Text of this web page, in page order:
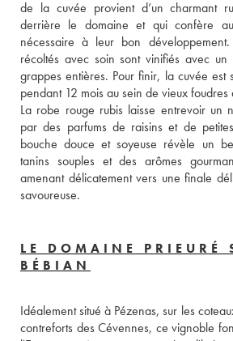
de la cuvée provient d’un charmant
derrière le domaine et qui confère
nécessaire à leur bon
récoltés avec soin sont vinifiés avec
grappes entières. Pour finir, la cuvée est
pendant 12 mois au sein de vieux
La robe rouge rubis laisse entrevoir un
par des parfums de raisins et de
bouche douce et soyeuse révèle un
tanins souples et des arômes
amenant délicatement vers une finale
savoureuse.
LE DOMAINE PRIEURÉ
BÉBIAN
Idéalement situé à Pézenas, sur les
contreforts des Cévennes, ce vignoble